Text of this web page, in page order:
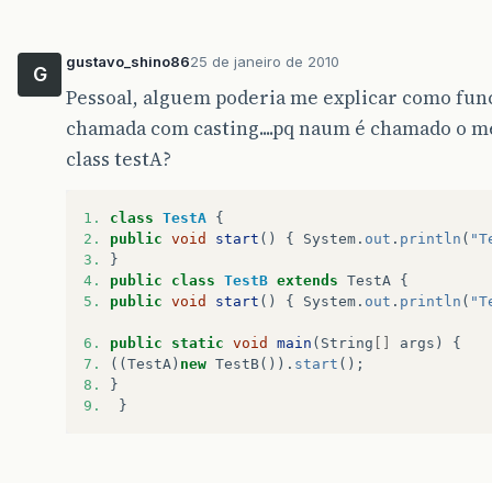
G
gustavo_shino8625 de janeiro de 2010
Pessoal, alguem poderia me explicar como
chamada com casting....pq naum é chamado o
class testA?
1. class TestA {
2.
public void start () { System . out . println (
3.
}
4.
public class TestB extends TestA {
5.
public void start () { System . out . println (
6. public static void main ( String args )
{
7.
(( TestA ) new TestB()). start ();
8.
}
9.
}